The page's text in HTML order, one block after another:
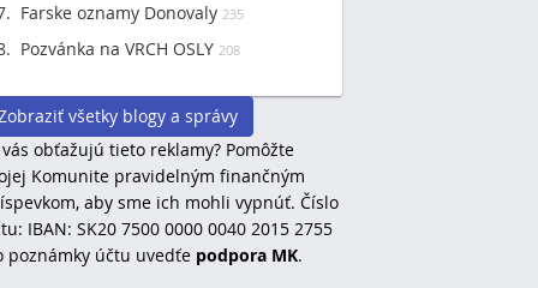
Farske oznamy Donovaly 235
Pozvánka na VRCH OSLY 208
všetky blogy a správy
obťažujú tieto reklamy? Pomôžte
Komunite pravidelným finančným
aby sme ich mohli vypnúť. Číslo
IBAN: SK20 7500 0000 0040 2015 2755
poznámky účtu uvedťe podpora MK.